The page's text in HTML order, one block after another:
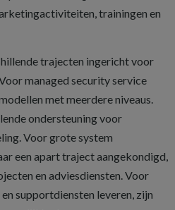
trainingen en
trajecten ingericht voor
managed security service
met meerdere niveaus.
ondersteuning voor
Voor grote system
een apart traject aangekondigd,
en adviesdiensten. Voor
supportdiensten leveren, zijn